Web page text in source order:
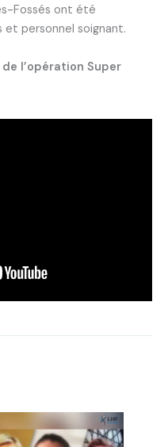
Fossés ont été
et personnel soignant.
l’opération Super